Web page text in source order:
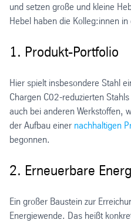
und setzen große und kleine
Hebel haben die Kolleg:innen in
1. Produkt-Portfolio
Hier spielt insbesondere Stahl
Chargen C02-reduzierten
auch bei anderen Werkstoffen,
der Aufbau einer nachhaltigen
begonnen.
2. Erneuerbare
Ein großer Baustein zur
Energiewende. Das heißt